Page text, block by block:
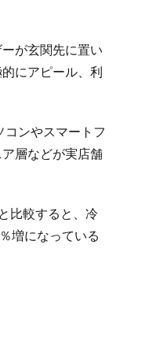
が玄関先に置い
にアピール、利
ンやスマートフ
層などが実店舗
比較すると、冷
増になっている